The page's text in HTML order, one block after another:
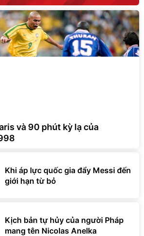
và 90 phút kỳ lạ của
Khi áp lực quốc gia đẩy Messi đến
giới hạn từ bỏ
Kịch bản tự hủy của người Pháp
mang tên Nicolas Anelka